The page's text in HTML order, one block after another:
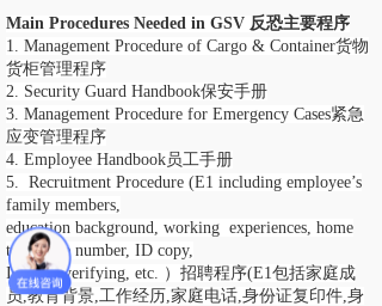
Main Procedures Needed in GSV 反恐主要程序
1. Management Procedure of Cargo & Container货物
货柜管理程序
2. Security Guard Handbook保安手册
3. Management Procedure for Emergency Cases紧急
应变管理程序
4. Employee Handbook员工手册
5. Recruitment Procedure (E1 including employee’s
family members,
education background, working experiences, home
telephone number, ID copy,
Identity verifying, etc. ）招聘程序(E1包括家庭成
员,教育背景,工作经历,家庭电话,身份证复印件,身